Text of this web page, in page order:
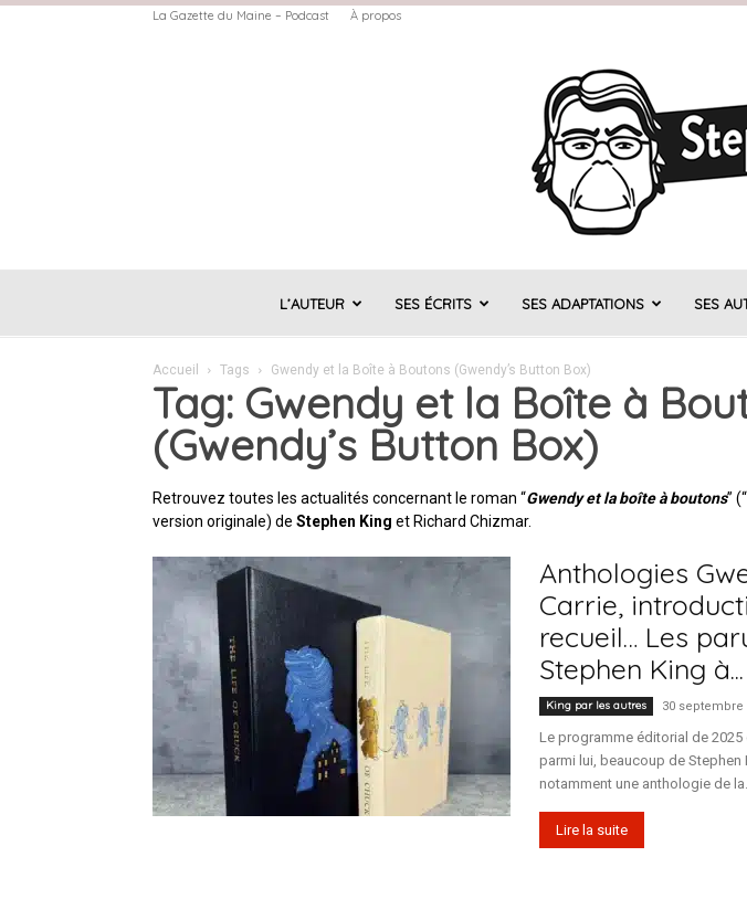
La Gazette du Maine – Podcast À propos
L’AUTEUR SES ÉCRITS SES ADAPTATIONS SES
Accueil Tags Gwendy et la Boîte à Boutons (Gwendy’s Button Box)
Tag: Gwendy et la Boîte à
(Gwendy’s Button Box)
Retrouvez toutes les actualités concernant le roman “Gwendy et la boîte à boutons” (“
version originale) de Stephen King et Richard Chizmar.
Anthologies
Carrie,
recueil… Les
Stephen King à...
King par les autres 30 septembre
Le programme éditorial de
parmi lui, beaucoup de
notamment une anthologie de
Lire la suite